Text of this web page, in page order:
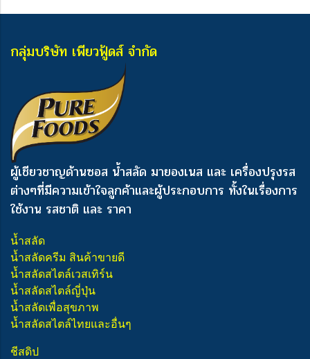
กลุ่มบริษัท เพียวฟู้ดส์ จำกัด
ผู้เชียวชาญด้านซอส น้ำสลัด มายองเนส และ เครื่องปรุงรส
ต่างๆที่มีความเข้าใจลูกค้าและผู้ประกอบการ ทั้งในเรื่องการ
ใช้งาน รสชาติ และ ราคา
น้ำสลัด
น้ำสลัดครีม สินค้าขายดี
น้ำสลัดสไตล์เวสเทิร์น
น้ำสลัดสไตล์ญี่ปุ่น
น้ำสลัดเพื่อสุขภาพ
น้ำสลัดสไตล์ไทยและอื่นๆ
ชีสดิป